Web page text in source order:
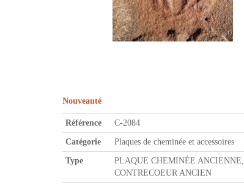
Nouveauté
Référence C-2084
Catégorie Plaques de cheminée et accessoires
Type
PLAQUE CHEMINÉE ANCIENNE,
CONTRECOEUR ANCIEN